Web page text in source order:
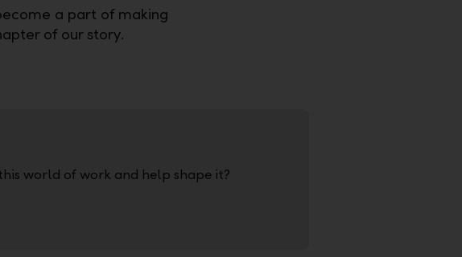
a part of making
of our story.
world of work and help shape it?